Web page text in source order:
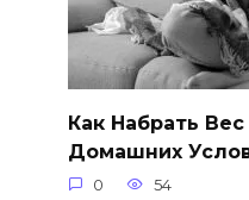
Как Набрать
Домашних
0 54